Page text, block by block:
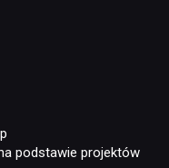
podstawie projektów